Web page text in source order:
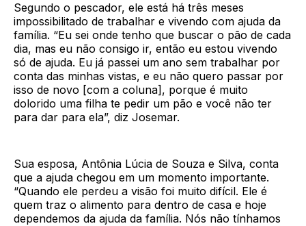
Segundo o pescador, ele está há três meses
impossibilitado de trabalhar e vivendo com ajuda da
família. “Eu sei onde tenho que buscar o pão de cada
dia, mas eu não consigo ir, então eu estou vivendo
só de ajuda. Eu já passei um ano sem trabalhar por
conta das minhas vistas, e eu não quero passar por
isso de novo [com a coluna], porque é muito
dolorido uma filha te pedir um pão e você não ter
para dar para ela”, diz Josemar.
Sua esposa, Antônia Lúcia de Souza e Silva, conta
que a ajuda chegou em um momento importante.
“Quando ele perdeu a visão foi muito difícil. Ele é
quem traz o alimento para dentro de casa e hoje
dependemos da ajuda da família. Nós não tínhamos